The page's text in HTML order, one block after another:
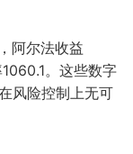
阿尔法收益
。这些数字
风险控制上无可